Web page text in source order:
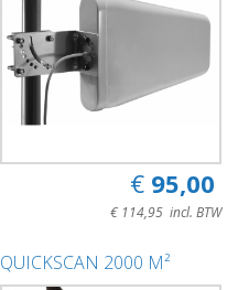
€ 95,00
€ 114,95 incl. BTW
QUICKSCAN 2000 M²